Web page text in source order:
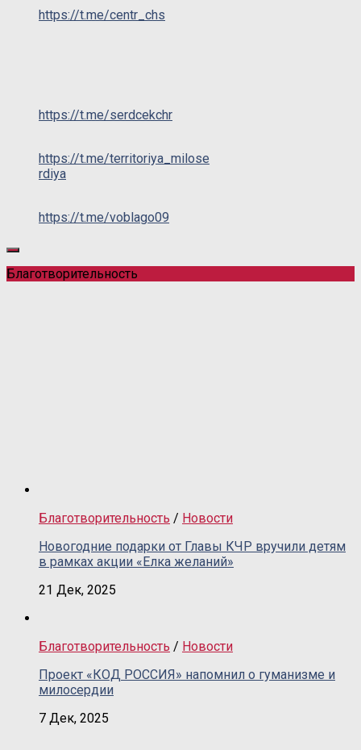
https://t.me/centr_chs
https://t.me/serdcekchr
https://t.me/territoriya_milose
rdiya
https://t.me/voblago09
Благотворительность
Благотворительность / Новости
Новогодние подарки от Главы КЧР вручили детям
в рамках акции «Елка желаний»
21 Дек, 2025
Благотворительность / Новости
Проект «КОД РОССИЯ» напомнил о гуманизме и
милосердии
7 Дек, 2025